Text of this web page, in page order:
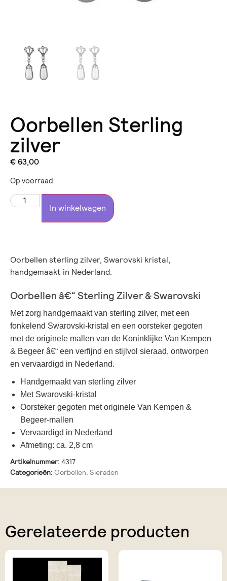
Oorbellen Sterling
zilver
€63,00
Op voorraad
In winkelwagen
Oorbellen sterling zilver, Swarovski kristal,
handgemaakt in Nederland.
Oorbellen â€“ Sterling Zilver & Swarovski
Met zorg handgemaakt van sterling zilver, met een
fonkelend Swarovski-kristal en een oorsteker gegoten
met de originele mallen van de Koninklijke Van Kempen
& Begeer â€“ een verfijnd en stijlvol sieraad, ontworpen
en vervaardigd in Nederland.
Handgemaakt van sterling zilver
Met Swarovski-kristal
Oorsteker gegoten met originele Van Kempen &
Begeer-mallen
Vervaardigd in Nederland
Afmeting: ca. 2,8 cm
Artikelnummer: 4317
Categorieën: Oorbellen, Sieraden
Gerelateerde producten